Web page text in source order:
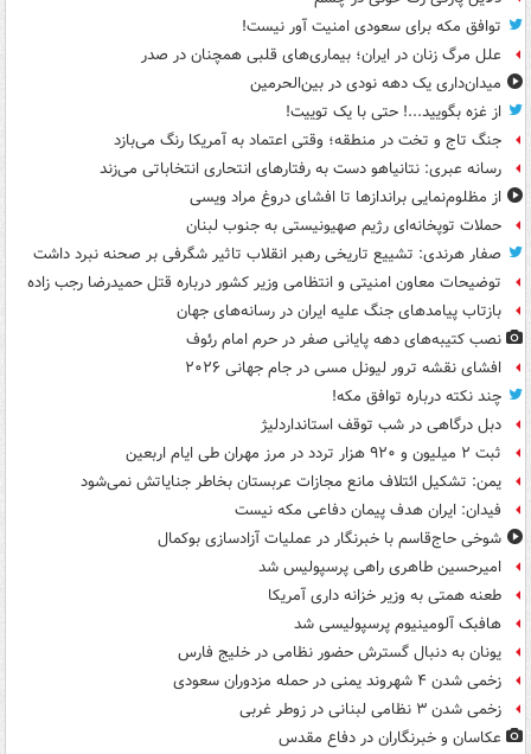
توافق مکه برای سعودی امنیت آور نیست!
علل مرگ زنان در ایران؛ بیماری‌های قلبی همچنان در صدر
میدان‌داری یک دهه نودی در بین‌الحرمین
از غزه بگویید...! حتی با یک توییت!
جنگ تاج و تخت در منطقه؛ وقتی اعتماد به آمریکا رنگ می‌بازد
رسانه عبری: نتانیاهو دست به رفتارهای انتحاری انتخاباتی می‌زند
از مظلوم‌نمایی براندازها تا افشای دروغ مراد ویسی
حملات توپخانه‌ای رژیم صهیونیستی به جنوب لبنان
صفار هرندی: تشییع تاریخی رهبر انقلاب تاثیر شگرفی بر صحنه نبرد داشت
توضیحات معاون امنیتی و انتظامی وزیر کشور درباره قتل حمیدرضا رجب زاده
بازتاب پیامدهای جنگ علیه ایران در رسانه‌های جهان
نصب کتیبه‌های دهه پایانی صفر در حرم امام رئوف
افشای نقشه ترور لیونل مسی در جام جهانی ۲۰۲۶
چند نکته درباره توافق مکه!
دبل درگاهی در شب توقف استانداردلیژ
ثبت ۲ میلیون و ۹۲۰ هزار تردد در مرز مهران طی ایام اربعین
یمن: تشکیل ائتلاف مانع مجازات عربستان بخاطر جنایاتش نمی‌شود
فیدان: ایران هدف پیمان دفاعی مکه نیست
شوخی حاج‌قاسم با خبرنگار در عملیات آزادسازی بوکمال
امیرحسین طاهری راهی پرسپولیس شد
طعنه همتی به وزیر خزانه داری آمریکا
هافبک آلومینیوم پرسپولیسی شد
یونان به دنبال گسترش حضور نظامی در خلیج فارس
زخمی شدن ۴ شهروند یمنی در حمله مزدوران سعودی
زخمی شدن ۳ نظامی لبنانی در زوطر غربی
عکاسان و خبرنگاران در دفاع مقدس